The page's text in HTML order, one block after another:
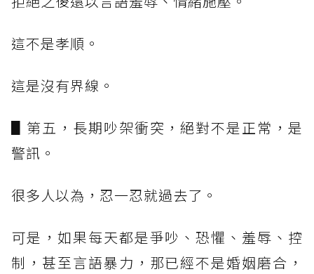
這不是孝順。
這是沒有界線。
▋第五，長期吵架衝突，絕對不是正常，是
警訊。
很多人以為，忍一忍就過去了。
可是，如果每天都是爭吵、恐懼、羞辱、控
制，甚至言語暴力，那已經不是婚姻磨合，